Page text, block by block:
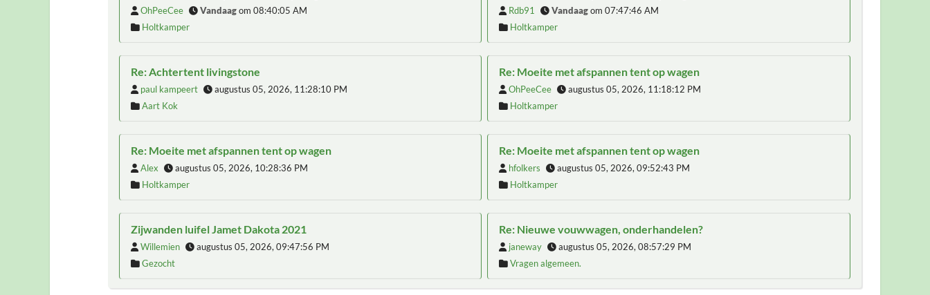
OhPeeCee Vandaagom 08:40:05 AM
Holtkamper
Rdb91 Vandaagom 07:47:46 AM
Holtkamper
Re: Achtertent livingstone
paul kampeert
augustus 05, 2026, 11:28:10 PM
Aart Kok
Re: Moeite met afspannen tent op wagen
OhPeeCee
augustus 05, 2026, 11:18:12 PM
Holtkamper
Re: Moeite met afspannen tent op wagen
Alex
augustus 05, 2026, 10:28:36 PM
Holtkamper
Re: Moeite met afspannen tent op wagen
hfolkers
augustus 05, 2026, 09:52:43 PM
Holtkamper
Zijwanden luifel Jamet Dakota 2021
Willemien
augustus 05, 2026, 09:47:56 PM
Gezocht
Re: Nieuwe vouwwagen, onderhandelen?
janeway
augustus 05, 2026, 08:57:29 PM
Vragen algemeen.